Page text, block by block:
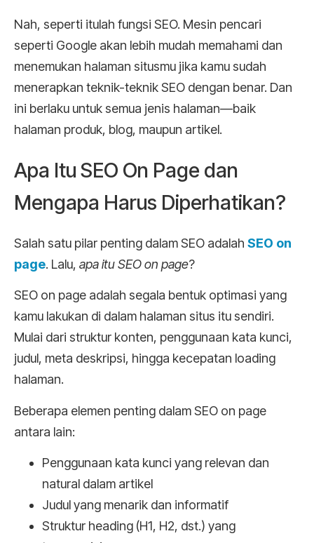
Nah, seperti itulah fungsi SEO. Mesin pencari
seperti Google akan lebih mudah memahami dan
menemukan halaman situsmu jika kamu sudah
menerapkan teknik-teknik SEO dengan benar. Dan
ini berlaku untuk semua jenis halaman—baik
halaman produk, blog, maupun artikel.
Apa Itu SEO On Page dan
Mengapa Harus Diperhatikan?
Salah satu pilar penting dalam SEO adalah SEO on
page. Lalu, apa itu SEO on page?
SEO on page adalah segala bentuk optimasi yang
kamu lakukan di dalam halaman situs itu sendiri.
Mulai dari struktur konten, penggunaan kata kunci,
judul, meta deskripsi, hingga kecepatan loading
halaman.
Beberapa elemen penting dalam SEO on page
antara lain:
Penggunaan kata kunci yang relevan dan
natural dalam artikel
Judul yang menarik dan informatif
Struktur heading (H1, H2, dst.) yang